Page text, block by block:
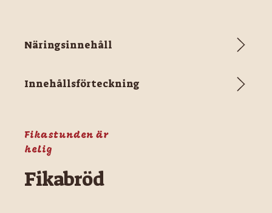
Näringsinnehåll
Innehållsförteckning
Fikastunden är
helig
Fikabröd